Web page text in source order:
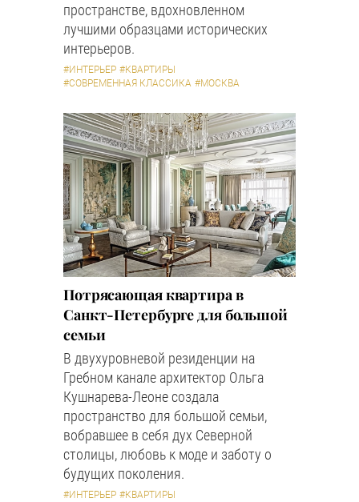
пространстве, вдохновленном
лучшими образцами исторических
интерьеров.
#ИНТЕРЬЕР #КВАРТИРЫ
#СОВРЕМЕННАЯ КЛАССИКА #МОСКВА
Потрясающая квартира в
Санкт-Петербурге для большой
семьи
В двухуровневой резиденции на
Гребном канале архитектор Ольга
Кушнарева-Леоне создала
пространство для большой семьи,
вобравшее в себя дух Северной
столицы, любовь к моде и заботу о
будущих поколения.
#ИНТЕРЬЕР #КВАРТИРЫ